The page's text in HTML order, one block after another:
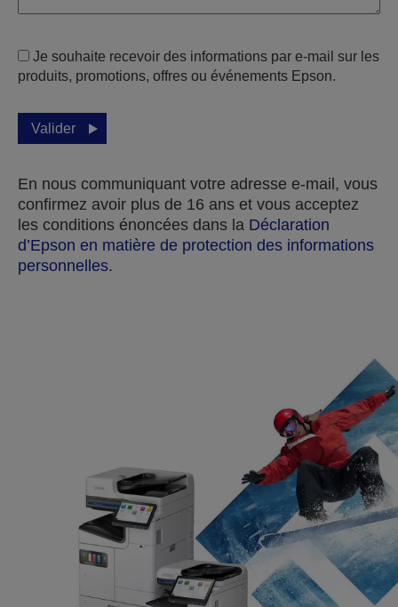
Je souhaite recevoir des informations par e-mail sur les
produits, promotions, offres ou événements Epson.
Valider
En nous communiquant votre adresse e-mail, vous
confirmez avoir plus de 16 ans et vous acceptez
les conditions énoncées dans la Déclaration
d’Epson en matière de protection des informations
personnelles.
Nous vous contacterons dans les prochains jours